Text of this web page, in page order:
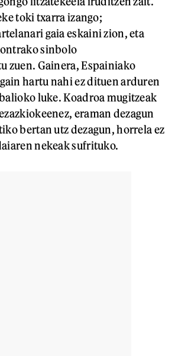
toki txarra izango;
gaia eskaini zion, eta
sinbolo
zuen. Gainera, Espainiako
hartu nahi ez dituen arduren
luke. Koadroa mugitzeak
eraman dezagun
bertan utz dezagun, horrela ez
nekeak sufrituko.